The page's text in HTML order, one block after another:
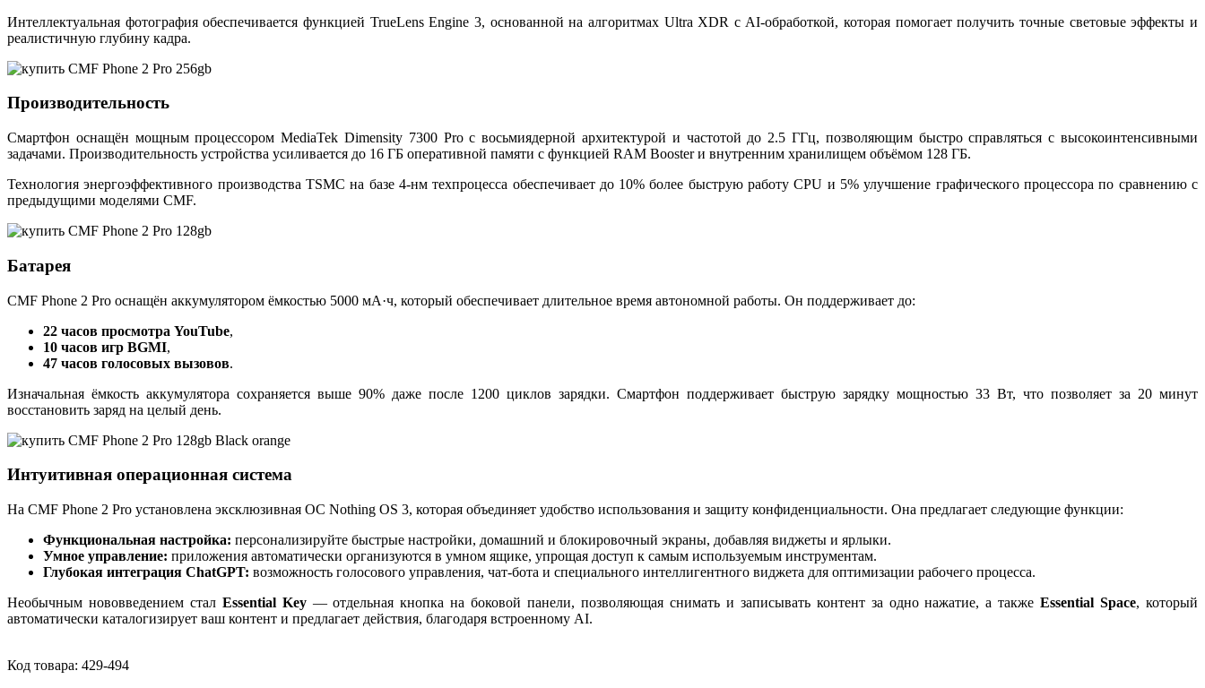
Интеллектуальная фотография обеспечивается функцией TrueLens Engine 3, основанной на алгоритмах Ultra XDR с AI-обработкой, которая помогает получить точные световые эффекты и
реалистичную глубину кадра.
Производительность
Смартфон оснащён мощным процессором MediaTek Dimensity 7300 Pro с восьмиядерной архитектурой и частотой до 2.5 ГГц, позволяющим быстро справляться с высокоинтенсивными
задачами. Производительность устройства усиливается до 16 ГБ оперативной памяти с функцией RAM Booster и внутренним хранилищем объёмом 128 ГБ.
Технология энергоэффективного производства TSMC на базе 4-нм техпроцесса обеспечивает до 10% более быструю работу CPU и 5% улучшение графического процессора по сравнению с
предыдущими моделями CMF.
Батарея
CMF Phone 2 Pro оснащён аккумулятором ёмкостью 5000 мА·ч, который обеспечивает длительное время автономной работы. Он поддерживает до:
22 часов просмотра YouTube,
10 часов игр BGMI,
47 часов голосовых вызовов.
Изначальная ёмкость аккумулятора сохраняется выше 90% даже после 1200 циклов зарядки. Смартфон поддерживает быструю зарядку мощностью 33 Вт, что позволяет за 20 минут
восстановить заряд на целый день.
Интуитивная операционная система
На CMF Phone 2 Pro установлена эксклюзивная ОС Nothing OS 3, которая объединяет удобство использования и защиту конфиденциальности. Она предлагает следующие функции:
Функциональная настройка: персонализируйте быстрые настройки, домашний и блокировочный экраны, добавляя виджеты и ярлыки.
Умное управление: приложения автоматически организуются в умном ящике, упрощая доступ к самым используемым инструментам.
Глубокая интеграция ChatGPT: возможность голосового управления, чат-бота и специального интеллигентного виджета для оптимизации рабочего процесса.
Необычным нововведением стал Essential Key— отдельная кнопка на боковой панели, позволяющая снимать и записывать контент за одно нажатие, а такжеEssential Space, который
автоматически каталогизирует ваш контент и предлагает действия, благодаря встроенному AI.
Код товара: 429-494